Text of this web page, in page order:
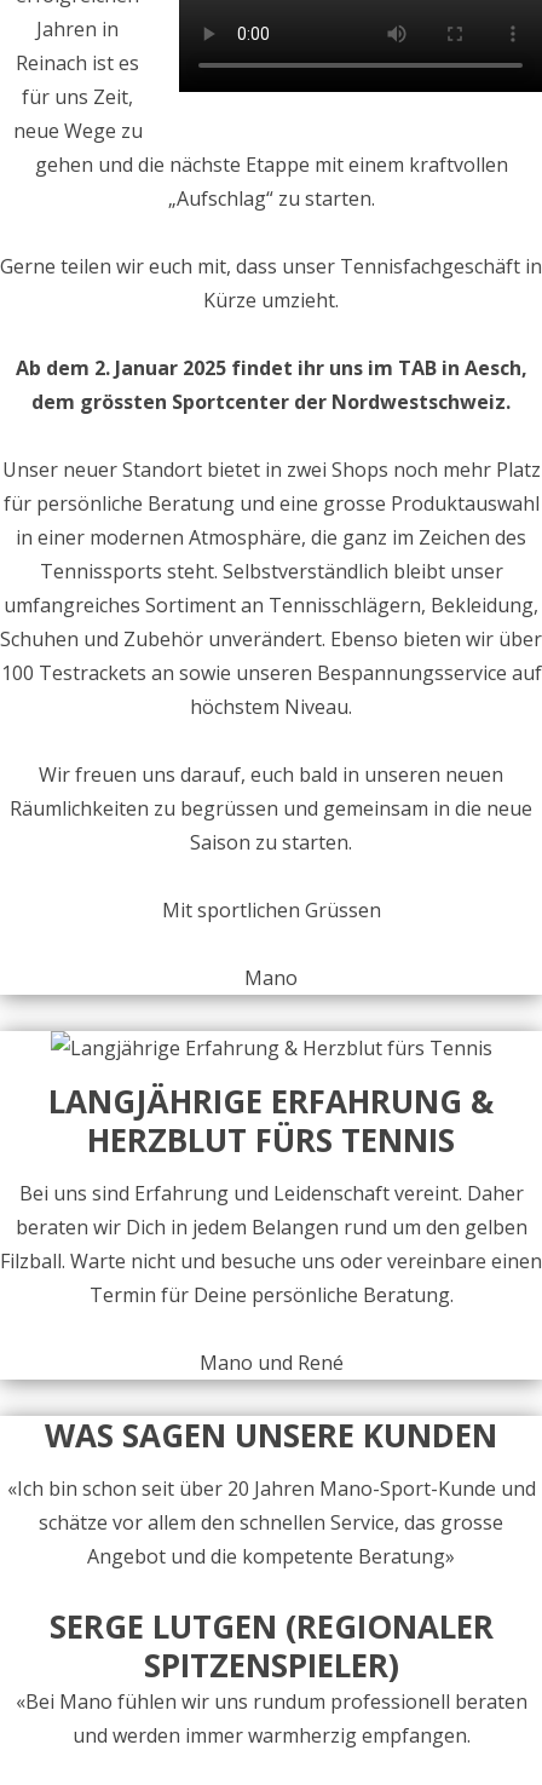
Jahren in
Reinach ist es
für uns Zeit,
neue Wege zu
gehen und die nächste Etappe mit einem kraftvollen
„Aufschlag“ zu starten.
Gerne teilen wir euch mit, dass unser Tennisfachgeschäft in
Kürze umzieht.
Ab dem 2. Januar 2025 findet ihr uns im TAB in Aesch,
dem grössten Sportcenter der Nordwestschweiz.
Unser neuer Standort bietet in zwei Shops noch mehr Platz
für persönliche Beratung und eine grosse Produktauswahl
in einer modernen Atmosphäre, die ganz im Zeichen des
Tennissports steht. Selbstverständlich bleibt unser
umfangreiches Sortiment an Tennisschlägern, Bekleidung,
Schuhen und Zubehör unverändert. Ebenso bieten wir über
100 Testrackets an sowie unseren Bespannungsservice auf
höchstem Niveau.
Wir freuen uns darauf, euch bald in unseren neuen
Räumlichkeiten zu begrüssen und gemeinsam in die neue
Saison zu starten.
Mit sportlichen Grüssen
Mano
LANGJÄHRIGE ERFAHRUNG &
HERZBLUT FÜRS TENNIS
Bei uns sind Erfahrung und Leidenschaft vereint. Daher
beraten wir Dich in jedem Belangen rund um den gelben
Filzball. Warte nicht und besuche uns oder vereinbare einen
Termin für Deine persönliche Beratung.
Mano und René
WAS SAGEN UNSERE KUNDEN
«Ich bin schon seit über 20 Jahren Mano-Sport-Kunde und
schätze vor allem den schnellen Service, das grosse
Angebot und die kompetente Beratung»
SERGE LUTGEN (REGIONALER
SPITZENSPIELER)
«Bei Mano fühlen wir uns rundum professionell beraten
und werden immer warmherzig empfangen.